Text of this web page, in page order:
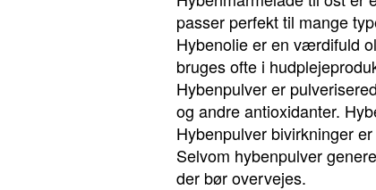
passer perfekt til mange
Hybenolie er en værdifuld
bruges ofte i
Hybenpulver er
og andre antioxidanter.
Hybenpulver bivirkninger
Selvom hybenpulver
der bør overvejes.